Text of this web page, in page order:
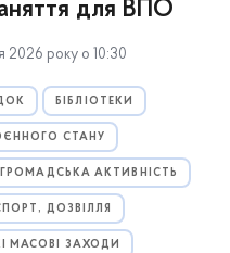
для ВПО
2026 року о 10:30
БІБЛІОТЕКИ
СТАНУ
ГРОМАДСЬКА АКТИВНІСТЬ
ДОЗВІЛЛЯ
МАСОВІ ЗАХОДИ